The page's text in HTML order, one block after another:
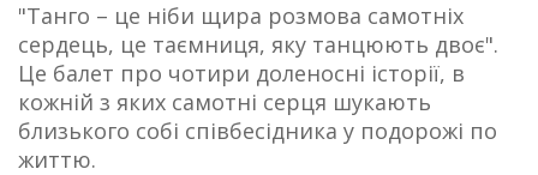
"Танго – це ніби щира розмова самотніх
сердець, це таємниця, яку танцюють двоє".
Це балет про чотири доленосні історії, в
кожній з яких самотні серця шукають
близького собі співбесідника у подорожі по
життю.